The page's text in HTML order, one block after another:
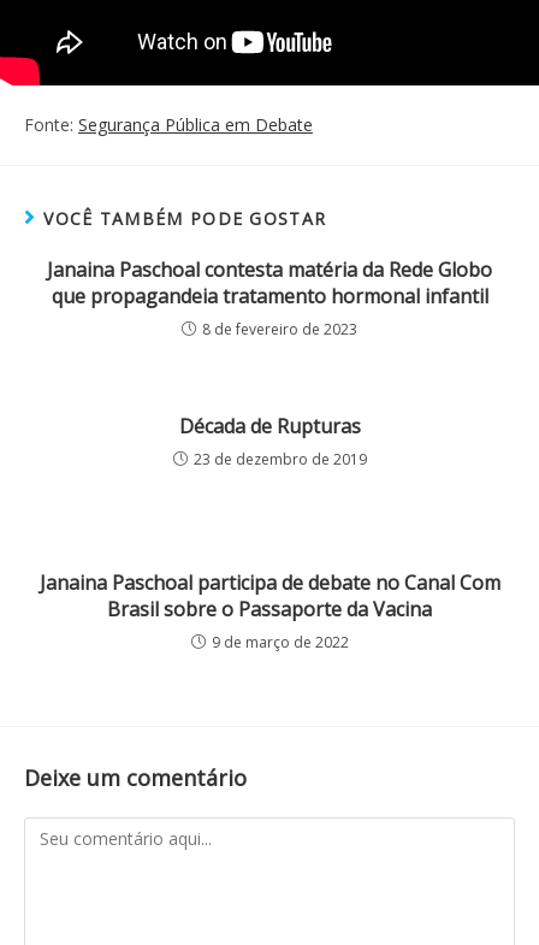
Fonte: Segurança Pública em Debate
VOCÊ TAMBÉM PODE GOSTAR
Janaina Paschoal contesta matéria da Rede Globo
que propagandeia tratamento hormonal infantil
8 de fevereiro de 2023
Década de Rupturas
23 de dezembro de 2019
Janaina Paschoal participa de debate no Canal Com
Brasil sobre o Passaporte da Vacina
9 de março de 2022
Deixe um comentário